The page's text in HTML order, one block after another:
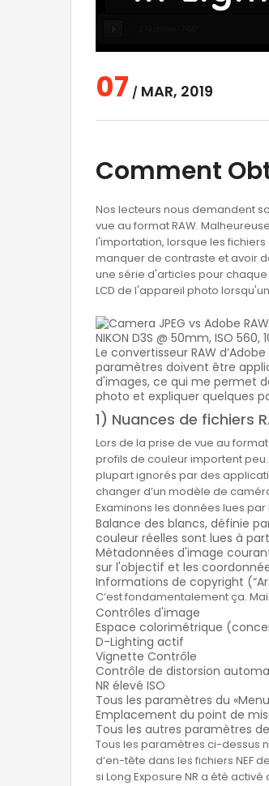
07 / MAR, 2019
Comment
Nos lecteurs nous demandent
vue au format RAW.
l'importation, lorsque les
manquer de contraste et avoir
une série d'articles pour
LCD de l'appareil photo
NIKON D3S @ 50mm, ISO 560,
Le convertisseur RAW
paramètres doivent être
d'images, ce qui me permet
photo et expliquer quelques
1) Nuances de fichiers
Lors de la prise de vue au
profils de couleur importent
plupart ignorés par des
changer d’un modèle de
Examinons les données lues
Balance des blancs, définie
couleur réelles sont lues à
Métadonnées d'image
sur l'objectif et les
Informations de copyright
C’est fondamentalement ça.
Contrôles d'image
Espace colorimétrique
D-Lighting actif
Vignette Contrôle
Contrôle de distorsion
NR élevé ISO
Tous les paramètres du
Emplacement du point de
Tous les autres paramètres
Tous les paramètres ci-dessus
d’en-tête dans les fichiers NEF
si Long Exposure NR a été